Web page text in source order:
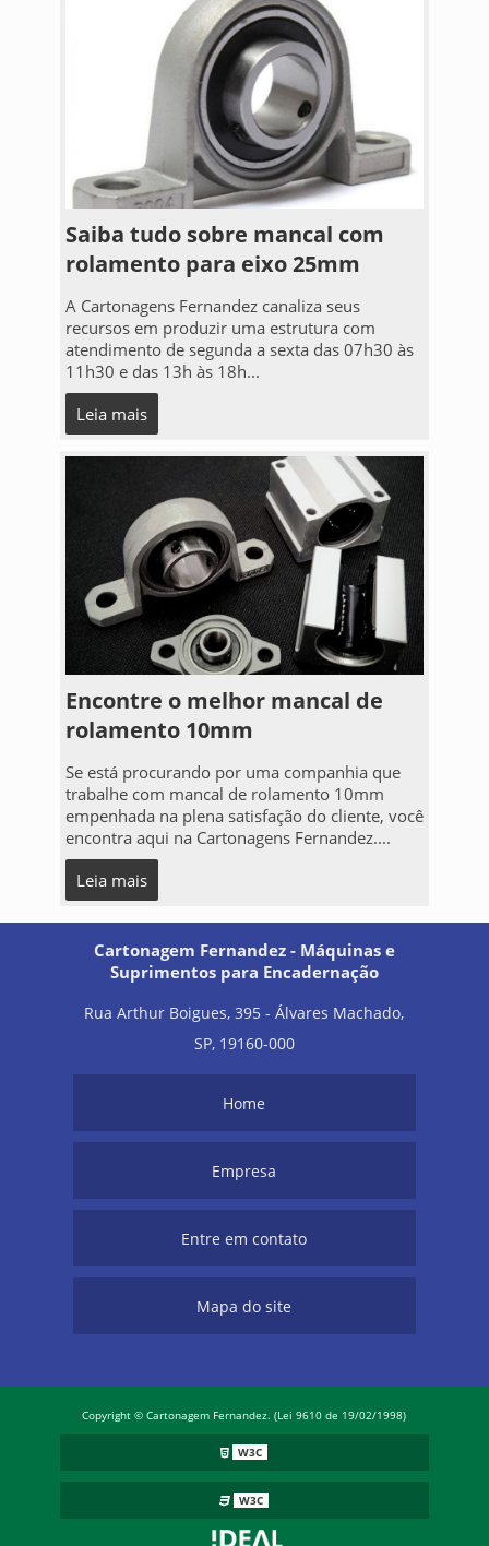
Saiba tudo sobre mancal com
rolamento para eixo 25mm
A Cartonagens Fernandez canaliza seus
recursos em produzir uma estrutura com
atendimento de segunda a sexta das 07h30 às
11h30 e das 13h às 18h...
Leia mais
Encontre o melhor mancal de
rolamento 10mm
Se está procurando por uma companhia que
trabalhe com mancal de rolamento 10mm
empenhada na plena satisfação do cliente, você
encontra aqui na Cartonagens Fernandez....
Leia mais
Cartonagem Fernandez - Máquinas e
Suprimentos para Encadernação
Rua Arthur Boigues, 395 - Álvares Machado,
SP, 19160-000
Home
Empresa
Entre em contato
Mapa do site
Copyright © Cartonagem Fernandez. (Lei 9610 de 19/02/1998)
W3C
W3C